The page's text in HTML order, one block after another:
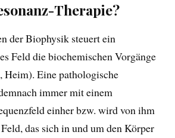
Therapie?
der Biophysik steuert ein
Feld die biochemischen Vorgänge
Heim). Eine pathologische
immer mit einem
einher bzw. wird von ihm
das sich in und um den Körper